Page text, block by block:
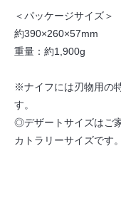
＜パッケージサイズ＞
約390×260×57mm
重量：約1,900g
※ナイフには刃物用の
す。
◎デザートサイズはご
カトラリーサイズです。